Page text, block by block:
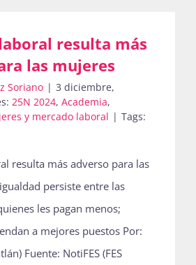
resulta más
las mujeres
Soriano | 3 diciembre,
25N 2024, Academia,
y mercado laboral | Tags:
resulta más adverso para las
persiste entre las
les pagan menos;
a mejores puestos Por:
Fuente: NotiFES (FES